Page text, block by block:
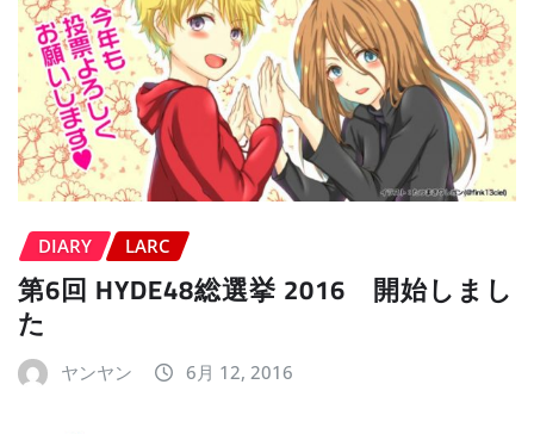
DIARY LARC
第6回 HYDE48総選挙 2016 開始しまし
た
ヤンヤン 6月 12, 2016